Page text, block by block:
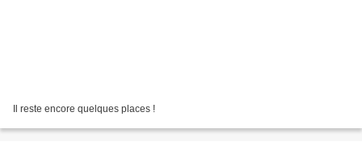
Il reste encore quelques places !